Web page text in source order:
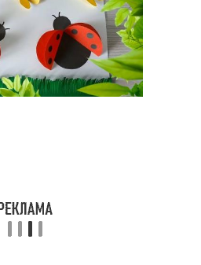
Бутылки для сада